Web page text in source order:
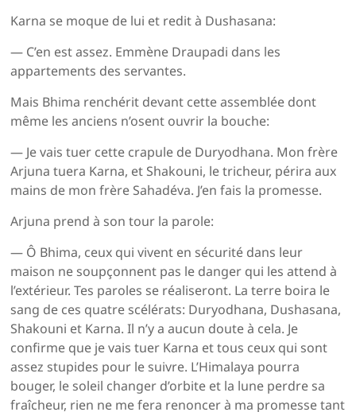
Karna se moque de lui et redit à Dushasana:
— C’en est assez. Emmène Draupadi dans les
appartements des servantes.
Mais Bhima renchérit devant cette assemblée dont
même les anciens n’osent ouvrir la bouche:
— Je vais tuer cette crapule de Duryodhana. Mon frère
Arjuna tuera Karna, et Shakouni, le tricheur, périra aux
mains de mon frère Sahadéva. J’en fais la promesse.
Arjuna prend à son tour la parole:
— Ô Bhima, ceux qui vivent en sécurité dans leur
maison ne soupçonnent pas le danger qui les attend à
l’extérieur. Tes paroles se réaliseront. La terre boira le
sang de ces quatre scélérats: Duryodhana, Dushasana,
Shakouni et Karna. Il n’y a aucun doute à cela. Je
confirme que je vais tuer Karna et tous ceux qui sont
assez stupides pour le suivre. L’Himalaya pourra
bouger, le soleil changer d’orbite et la lune perdre sa
fraîcheur, rien ne me fera renoncer à ma promesse tant